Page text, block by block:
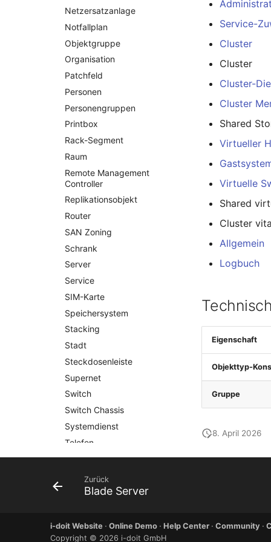
Formfaktor
Freigabe
Freigabenzugriff
Gastsysteme
Gerät
Grafikkarte
Gruppenmitgliedschaft
Handbuchzuweisung
Hostadapter (HBA)
Hostadresse
Installation
IP-Liste
Kabel
Karten
Kontaktzuweisung
Laufwerk
Listener
Lizenzschlüssel
Logbuch
Login
Logische Geräte (Client)
Logische Geräte (LDEV
Server)
Logische Netzwerkports
Mobilfunk
Modell
Monitor
Netz
Netzwerk-Interface
Netzwerkverbindungen
Netzersatzanlage
Notfallplan
Objektgruppe
Organisation
Patchfeld
Personen
Personengruppen
Printbox
Rack-Segment
Raum
Remote Management
Controller
Replikationsobjekt
Router
SAN Zoning
Schrank
Server
Service
SIM-Karte
Speichersystem
Stacking
Stadt
Steckdosenleiste
Supernet
Switch
Switch Chassis
Systemdienst
Telefon
Telefonanlage
Unterbrechungsfreie
Stromversorgung
Vertrag
Service-
Cluster
Cluster
Cluster-
Cluster
Shared
Virtueller
Virtuelle
Shared
Cluster
Allgemein
Logbuch
Eigenschaft
Objekttyp-
Gruppe
8. April 2026
Zurück
Blade Server
i-doit Website ·Online Demo · Help Center ·Community ·
Copyright © 2026 i-doit GmbH